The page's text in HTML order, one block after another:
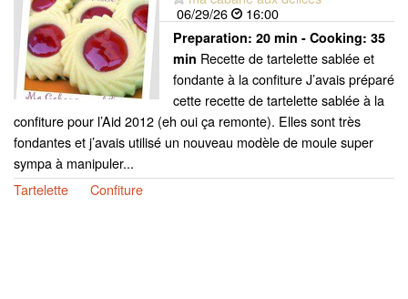
06/29/26
16:00
Preparation: 20 min - Cooking: 35
min Recette de tartelette sablée et
fondante à la confiture J’avais préparé
cette recette de tartelette sablée à la
confiture pour l’Aid 2012 (eh oui ça remonte). Elles sont très
fondantes et j’avais utilisé un nouveau modèle de moule super
sympa à manipuler...
Tartelette
Confiture